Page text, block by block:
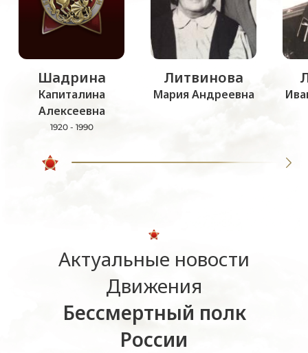
Шадрина
Капиталина
Алексеевна
1920 - 1990
Литвинова
Мария Андреевна
Актуальные новости
Движения
Бессмертный полк
России